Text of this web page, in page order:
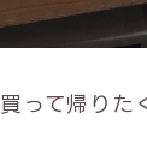
って帰りた